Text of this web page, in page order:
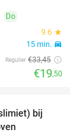
Do
9.6 star
15 min. directions_car
Regulier €33,45
€19,50
14%
bij